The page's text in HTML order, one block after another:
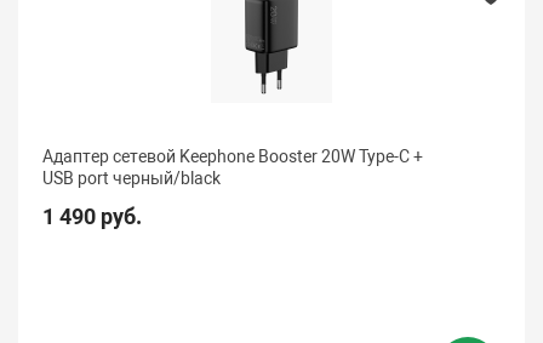
Адаптер сетевой Keephone Booster 20W Type-C +
USB port черный/black
1 490 руб.